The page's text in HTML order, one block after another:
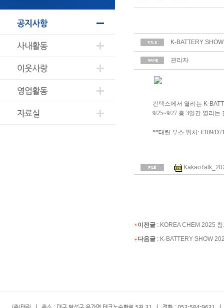
K-BATTERY
관리자
킨텍스에서 열리는 K-
9/25~9/27 총 3일간 열리
**태린 부스 위치: E109/
이전글 : KOREA CHEM 2025
다음글 : K-BATTERY SHOW